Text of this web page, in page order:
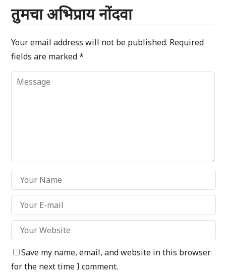
तुमचा अभिप्राय नोंदवा
Your email address will not be published. Required
fields are marked*
Save my name, email, and website in this browser
for the next time I comment.